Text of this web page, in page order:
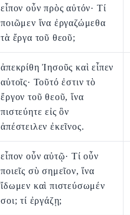
εἶπον οὖν πρὸς αὐτόν· Τί
ποιῶμεν ἵνα ἐργαζώμεθα
τὰ ἔργα τοῦ θεοῦ;
ἀπεκρίθη Ἰησοῦς καὶ εἶπεν
αὐτοῖς· Τοῦτό ἐστιν τὸ
ἔργον τοῦ θεοῦ, ἵνα
πιστεύητε εἰς ὃν
ἀπέστειλεν ἐκεῖνος.
εἶπον οὖν αὐτῷ· Τί οὖν
ποιεῖς σὺ σημεῖον, ἵνα
ἴδωμεν καὶ πιστεύσωμέν
σοι; τί ἐργάζῃ;